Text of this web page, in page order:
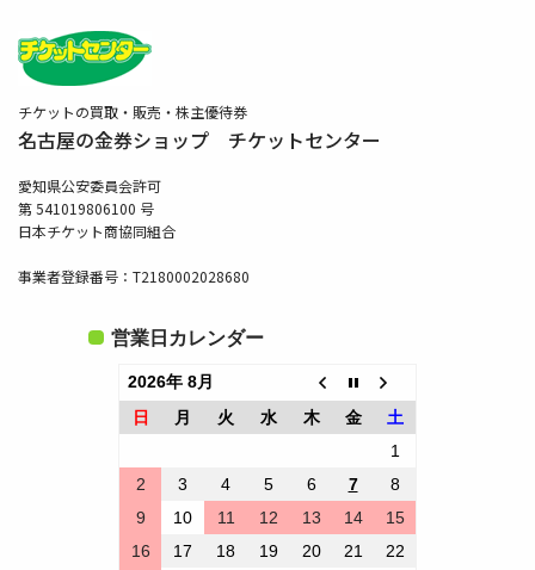
チケットの買取・販売・株主優待券
名古屋の金券ショップ チケットセンター
愛知県公安委員会許可
第 541019806100 号
日本チケット商協同組合
事業者登録番号：T2180002028680
営業日カレンダー
2026年 8月
日
月 火 水 木 金
土
1
2
3 4 5 6 7
8
9
10 11 12 13 14
15
16
17 18 19 20 21
22